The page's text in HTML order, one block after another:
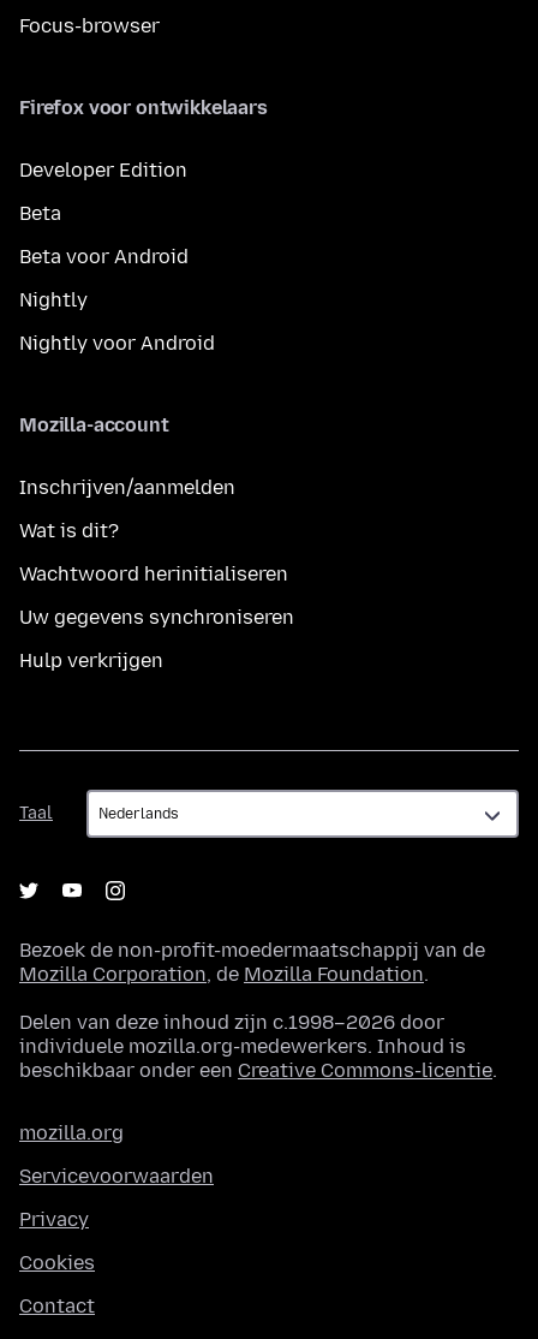
Focus-browser
Firefox voor ontwikkelaars
Developer Edition
Beta
Beta voor Android
Nightly
Nightly voor Android
Mozilla-account
Inschrijven/aanmelden
Wat is dit?
Wachtwoord herinitialiseren
Uw gegevens synchroniseren
Hulp verkrijgen
Taal
Taal
Bezoek de non-profit-moedermaatschappij van de
Mozilla Corporation, de Mozilla Foundation.
Delen van deze inhoud zijn c.1998–2026 door
individuele mozilla.org-medewerkers. Inhoud is
beschikbaar onder een Creative Commons-licentie.
mozilla.org
Servicevoorwaarden
Privacy
Cookies
Contact